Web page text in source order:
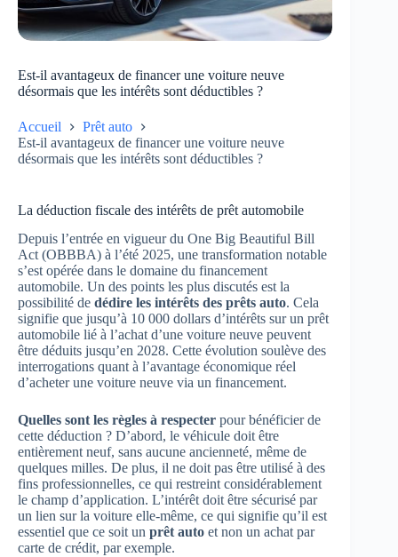
Est-il avantageux de financer une voiture neuve
désormais que les intérêts sont déductibles ?
Accueil
Prêt auto
Est-il avantageux de financer une voiture neuve
désormais que les intérêts sont déductibles ?
La déduction fiscale des intérêts de prêt automobile
Depuis l’entrée en vigueur du One Big Beautiful Bill
Act (OBBBA) à l’été 2025, une transformation notable
s’est opérée dans le domaine du financement
automobile. Un des points les plus discutés est la
possibilité de dédire les intérêts des prêts auto. Cela
signifie que jusqu’à 10 000 dollars d’intérêts sur un prêt
automobile lié à l’achat d’une voiture neuve peuvent
être déduits jusqu’en 2028. Cette évolution soulève des
interrogations quant à l’avantage économique réel
d’acheter une voiture neuve via un financement.
Quelles sont les règles à respecter pour bénéficier de
cette déduction ? D’abord, le véhicule doit être
entièrement neuf, sans aucune ancienneté, même de
quelques milles. De plus, il ne doit pas être utilisé à des
fins professionnelles, ce qui restreint considérablement
le champ d’application. L’intérêt doit être sécurisé par
un lien sur la voiture elle-même, ce qui signifie qu’il est
essentiel que ce soit un prêt auto et non un achat par
carte de crédit, par exemple.